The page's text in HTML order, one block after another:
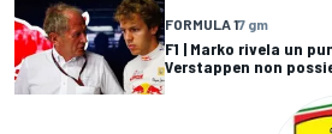
FORMULA 17 gm
F1 | Marko rivela un
Verstappen non